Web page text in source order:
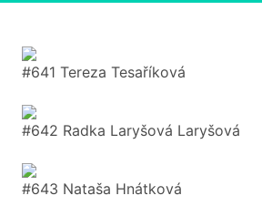
#641 Tereza Tesaříková
#642 Radka Laryšová Laryšová
#643 Nataša Hnátková